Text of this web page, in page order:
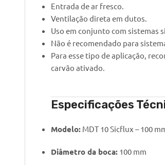
Entrada de ar fresco.
Ventilação direta em dutos.
Uso em conjunto com sistemas
Não é recomendado para
Para esse tipo de aplicação,
carvão ativado.
Especificações
Modelo: MDT 10 Sicflux – 100
Diâmetro da boca: 100 mm